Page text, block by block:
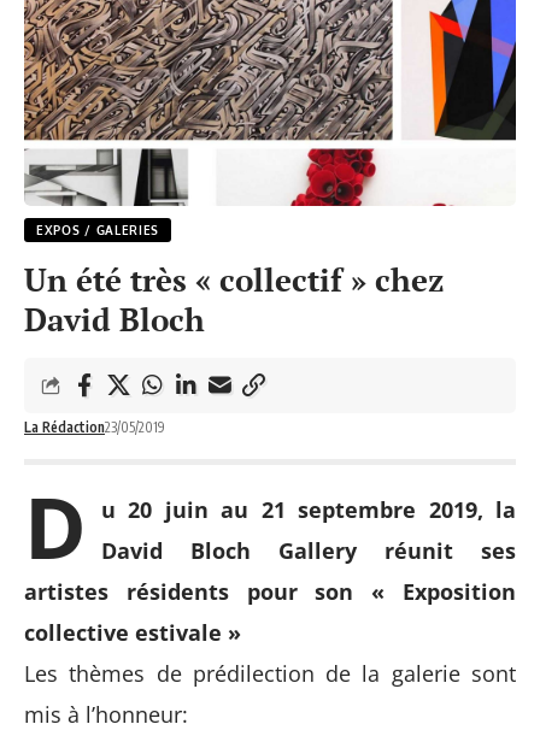
EXPOS / GALERIES
Un été très « collectif » chez
David Bloch
La Rédaction23/05/2019
D
u 20 juin au 21 septembre 2019, la
David Bloch Gallery réunit ses
artistes résidents pour son « Exposition
collective estivale »
Les thèmes de prédilection de la galerie sont
mis à l’honneur: